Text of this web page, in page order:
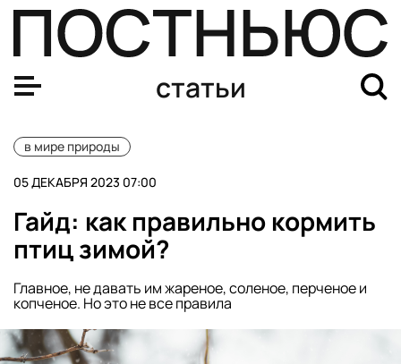
статьи
в мире природы
05 ДЕКАБРЯ 2023 07:00
Гайд: как правильно кормить
птиц зимой?
Главное, не давать им жареное, соленое, перченое и
копченое. Но это не все правила
Лисы в городе: как рыжие хищники готовятся к зиме и